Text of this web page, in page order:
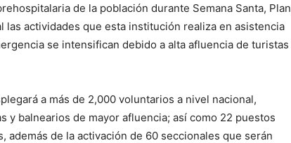
de la población durante Semana Santa, Plan
las actividades que esta institución realiza en asistencia
se intensifican debido a alta afluencia de turistas
a más de 2,000 voluntarios a nivel nacional,
y balnearios de mayor afluencia; así como 22 puestos
de la activación de 60 seccionales que serán